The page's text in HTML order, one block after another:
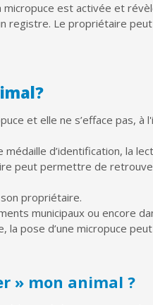
micropuce est activée et
registre. Le propriétaire
et elle ne s’efface pas, à
d’identification, la
peut permettre de
propriétaire.
municipaux ou encore
la pose d’une micropuce
» mon animal ?